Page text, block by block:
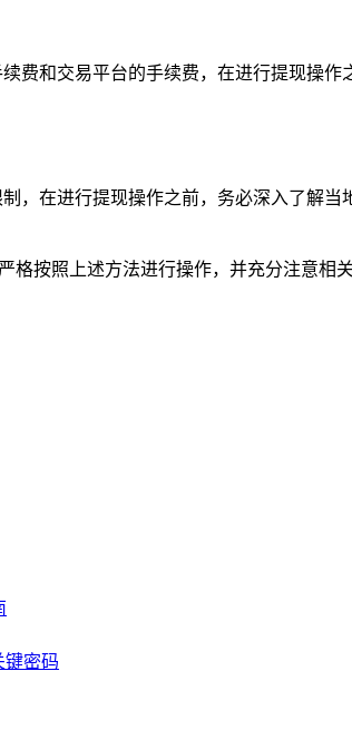
费和交易平台的手续费，在进行提现操
，在进行提现操作之前，务必深入了解
格按照上述方法进行操作，并充分注意
键密码